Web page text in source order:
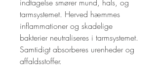
indtagelse smører mund, hals, og
tarmsystemet. Herved hæmmes
inflammationer og skadelige
bakterier neutraliseres i tarmsystemet.
Samtidigt absorberes urenheder og
affaldsstoffer.